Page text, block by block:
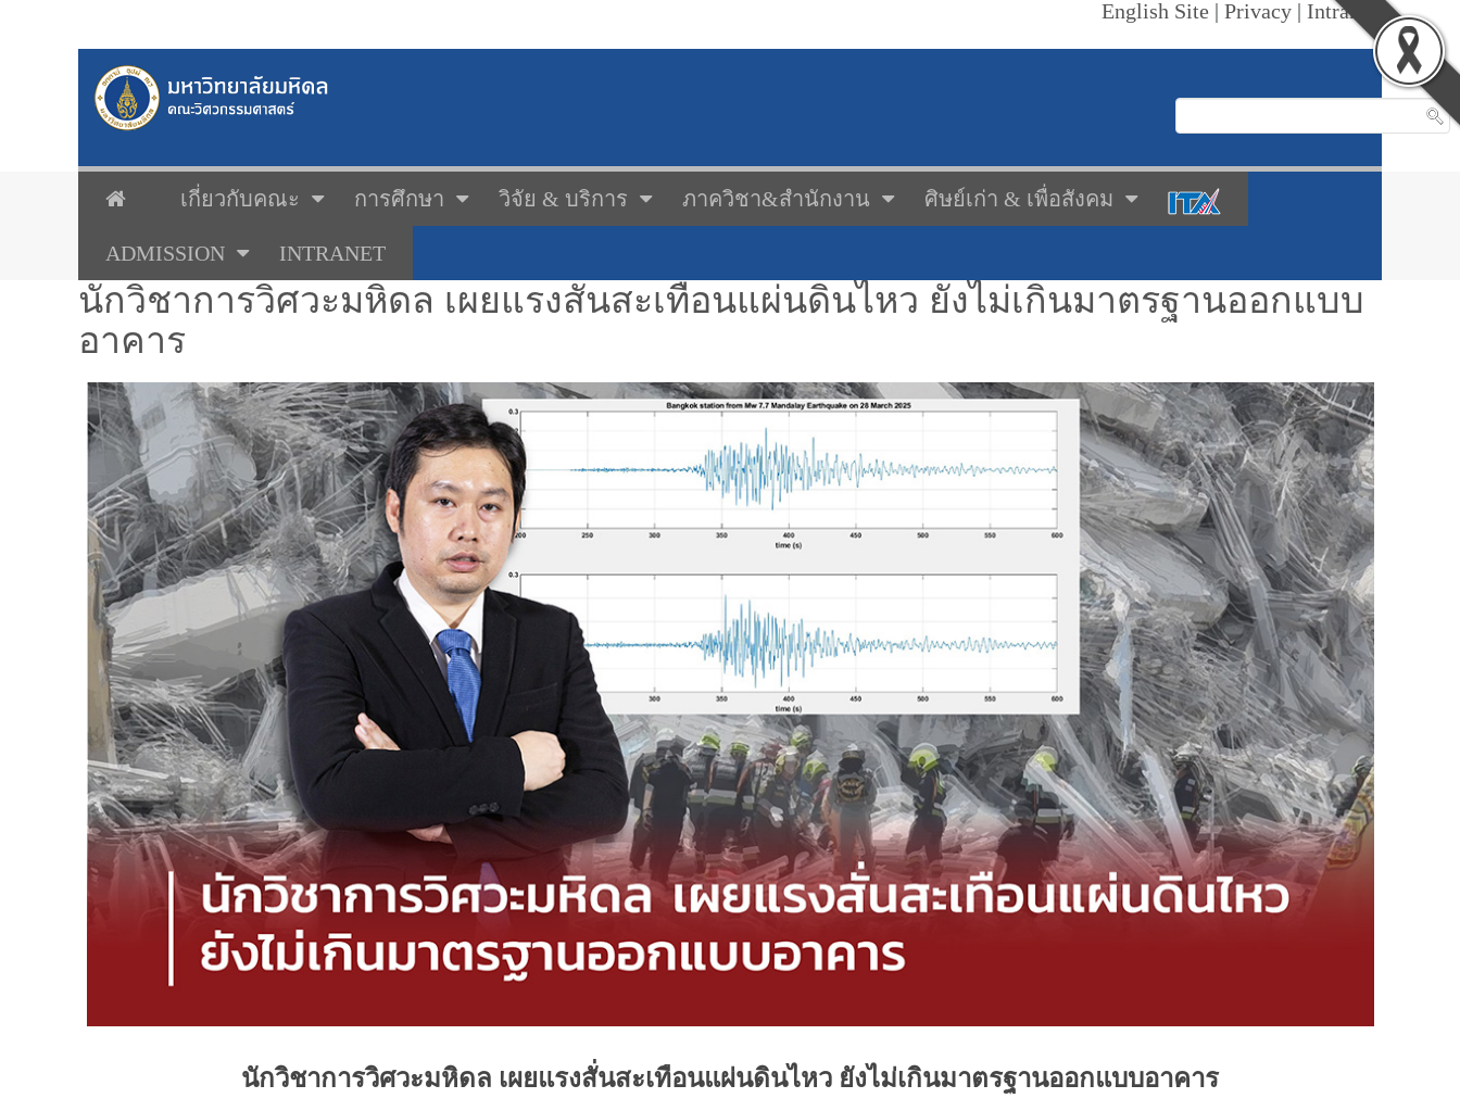
English Site | Privacy | Intranet
เกี่ยวกับคณะ การศึกษา วิจัย & บริการ ภาควิชา&สำนักงาน ศิษย์เก่า & เพื่อสังคม
ADMISSION INTRANET
นักวิชาการวิศวะมหิดล เผยแรงสั่นสะเทือนแผ่นดินไหว ยังไม่เกินมาตรฐานออกแบบ
อาคาร
นักวิชาการวิศวะมหิดล เผยแรงสั่นสะเทือนแผ่นดินไหว ยังไม่เกินมาตรฐานออกแบบอาคาร